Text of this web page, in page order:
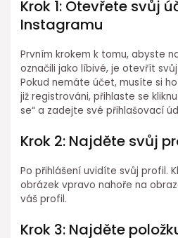
Krok 1: Otevřete svůj
Instagramu
Prvním krokem k tomu, abyste
označili jako líbivé, je otevřít
Pokud nemáte účet, musíte si
již registrováni, přihlaste se
se“ a zadejte své přihlašovací
Krok 2: Najděte svůj
Po přihlášení uvidíte svůj profil.
obrázek vpravo nahoře na
váš profil.
Krok 3: Najděte